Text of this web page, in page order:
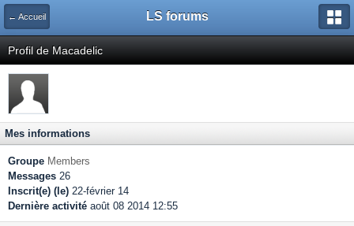
← Accueil LS forums
Profil de Macadelic
Mes informations
Groupe Members
Messages 26
Inscrit(e) (le) 22-février 14
Dernière activité août 08 2014 12:55